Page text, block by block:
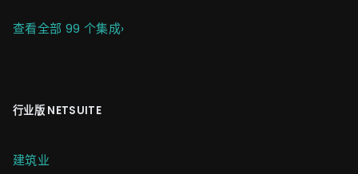
查看全部 99 个集成›
行业版 NETSUITE
建筑业